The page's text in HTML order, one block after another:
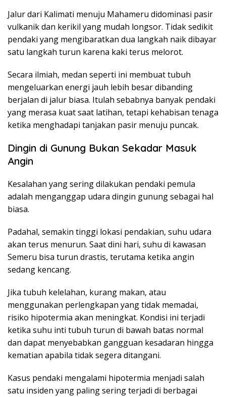
Jalur dari Kalimati menuju Mahameru didominasi pasir
vulkanik dan kerikil yang mudah longsor. Tidak sedikit
pendaki yang mengibaratkan dua langkah naik dibayar
satu langkah turun karena kaki terus melorot.
Secara ilmiah, medan seperti ini membuat tubuh
mengeluarkan energi jauh lebih besar dibanding
berjalan di jalur biasa. Itulah sebabnya banyak pendaki
yang merasa kuat saat latihan, tetapi kehabisan tenaga
ketika menghadapi tanjakan pasir menuju puncak.
Dingin di Gunung Bukan Sekadar Masuk
Angin
Kesalahan yang sering dilakukan pendaki pemula
adalah menganggap udara dingin gunung sebagai hal
biasa.
Padahal, semakin tinggi lokasi pendakian, suhu udara
akan terus menurun. Saat dini hari, suhu di kawasan
Semeru bisa turun drastis, terutama ketika angin
sedang kencang.
Jika tubuh kelelahan, kurang makan, atau
menggunakan perlengkapan yang tidak memadai,
risiko hipotermia akan meningkat. Kondisi ini terjadi
ketika suhu inti tubuh turun di bawah batas normal
dan dapat menyebabkan gangguan kesadaran hingga
kematian apabila tidak segera ditangani.
Kasus pendaki mengalami hipotermia menjadi salah
satu insiden yang paling sering terjadi di berbagai